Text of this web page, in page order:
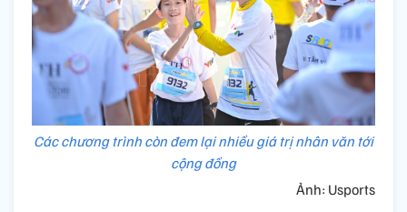
Các chương trình còn đem lại nhiều giá trị nhân văn tới
cộng đồng
Ảnh: Usports